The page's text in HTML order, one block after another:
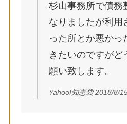
杉山事務所で債務
なりましたが利用
った所とか悪かっ
きたいのですがど
願い致します。
Yahoo!知恵袋 2018/8/